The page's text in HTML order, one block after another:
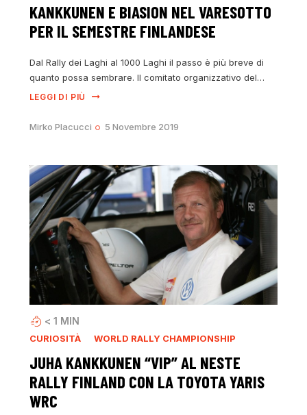
KANKKUNEN E BIASION NEL VARESOTTO
PER IL SEMESTRE FINLANDESE
Dal Rally dei Laghi al 1000 Laghi il passo è più breve di
quanto possa sembrare. Il comitato organizzativo del…
LEGGI DI PIÙ
Mirko Placucci 5 Novembre 2019
< 1 MIN
CURIOSITÀ WORLD RALLY CHAMPIONSHIP
JUHA KANKKUNEN “VIP” AL NESTE
RALLY FINLAND CON LA TOYOTA YARIS
WRC